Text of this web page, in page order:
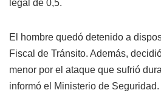
legal de 0,5.
El hombre quedó detenido a
Fiscal de Tránsito. Además,
menor por el ataque que sufrió
informó el Ministerio de Seguridad.